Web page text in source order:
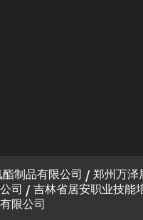
制品有限公司 郑州万泽
司 吉林省居安职业技能
限公司